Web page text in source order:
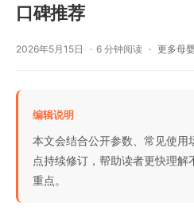
口碑推荐
2026年5月15日 6 分钟阅读 更多母
编辑说明
本文会结合公开参数、常见使用
点持续修订，帮助读者更快理解
重点。